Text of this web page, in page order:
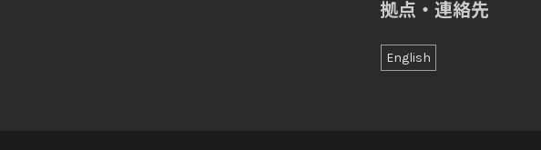
拠点・連絡先
English